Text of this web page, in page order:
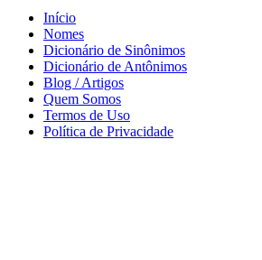
Início
Nomes
Dicionário de Sinônimos
Dicionário de Antônimos
Blog / Artigos
Quem Somos
Termos de Uso
Política de Privacidade